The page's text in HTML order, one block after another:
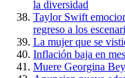
la diversidad
Taylor Swift
regreso a los
La mujer que se
Inflación baja en
Muere Georgina